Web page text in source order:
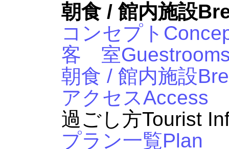
朝食 / 館内施設
コンセプト
客 室
朝食 / 館内施設
アクセスAccess
過ごし方Tourist
プラン一覧Plan